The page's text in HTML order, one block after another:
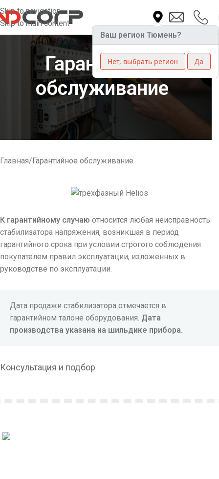
Skip to navigation
Skip to main content
Гарантийное
обслуживание
Главная Гарантийное обслуживание
К гарантийному случаю относится любая неисправность
стабилизатора напряжения, возникшая в период
гарантийного срока при условии строгого соблюдения
покупателем правил эксплуатации, изложенных в
руководстве по эксплуатации.
Дата продажи стабилизатора отмечается в
гарантийном талоне оборудования. Дата
производства указана на шильдике прибора.
Консультация и подбор
Ваш регион Тюмень?
Нет, выбрать регион Да